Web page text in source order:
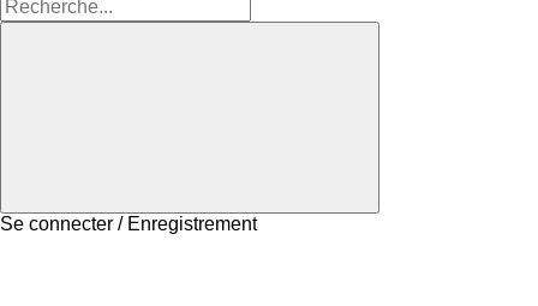
Se connecter / Enregistrement